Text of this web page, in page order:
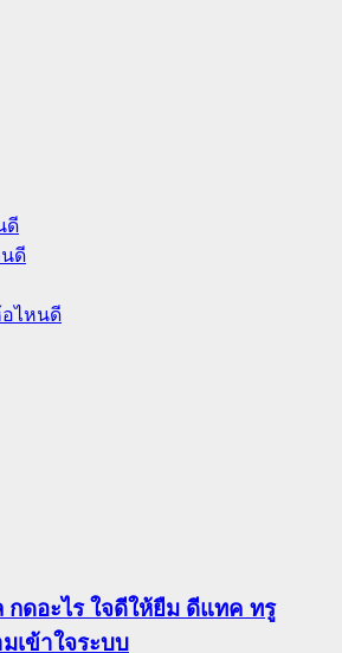
ดี
นดี
ไหนดี
กดอะไร ใจดีให้ยืม ดีแทค ทรู
เข้าใจระบบ